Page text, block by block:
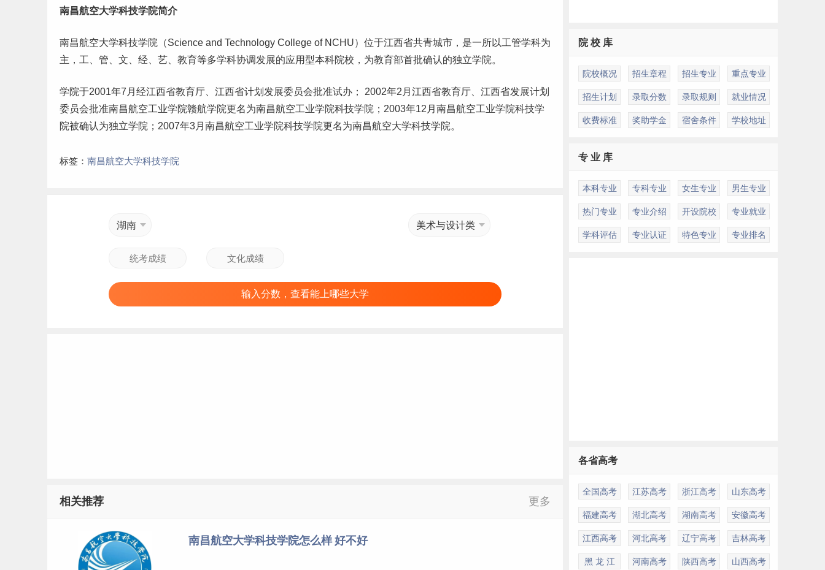
南昌航空大学科技学院简介
南昌航空大学科技学院（Science and Technology College of NCHU）位于江西省共青城市，是一所以工管学科为
主，工、管、文、经、艺、教育等多学科协调发展的应用型本科院校，为教育部首批确认的独立学院。
学院于2001年7月经江西省教育厅、江西省计划发展委员会批准试办； 2002年2月江西省教育厅、江西省发展计划
委员会批准南昌航空工业学院赣航学院更名为南昌航空工业学院科技学院；2003年12月南昌航空工业学院科技学
院被确认为独立学院；2007年3月南昌航空工业学院科技学院更名为南昌航空大学科技学院。
标签： 南昌航空大学科技学院
湖南 美术与设计类
输入分数，查看能上哪些大学
相关推荐 更多
南昌航空大学科技学院怎么样 好不好
院 校 库
院校概况 招生章程 招生专业 重点专业
招生计划 录取分数 录取规则 就业情况
收费标准 奖助学金 宿舍条件 学校地址
专 业 库
本科专业 专科专业 女生专业 男生专业
热门专业 专业介绍 开设院校 专业就业
学科评估 专业认证 特色专业 专业排名
各省高考
全国高考 江苏高考 浙江高考 山东高考
福建高考 湖北高考 湖南高考 安徽高考
江西高考 河北高考 辽宁高考 吉林高考
黑 龙 江 河南高考 陕西高考 山西高考